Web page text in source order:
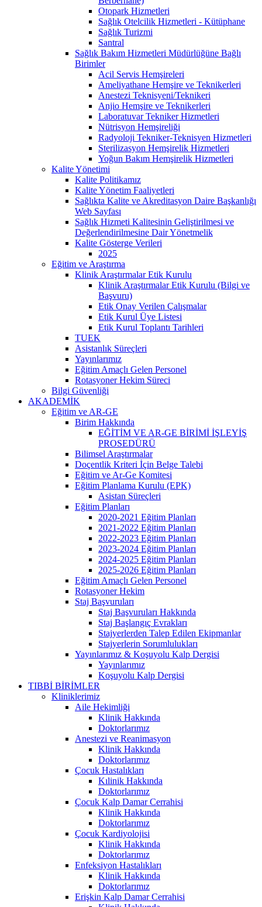
Otopark Hizmetleri
Sağlık Otelcilik Hizmetleri - Kütüphane
Sağlık Turizmi
Santral
Sağlık Bakım Hizmetleri Müdürlüğüne Bağlı
Birimler
Acil Servis Hemşireleri
Ameliyathane Hemşire ve Teknikerleri
Anestezi Teknisyeni/Teknikeri
Anjio Hemşire ve Teknikerleri
Laboratuvar Tekniker Hizmetleri
Nütrisyon Hemşireliği
Radyoloji Tekniker-Teknisyen Hizmetleri
Sterilizasyon Hemşirelik Hizmetleri
Yoğun Bakım Hemşirelik Hizmetleri
Kalite Yönetimi
Kalite Politikamız
Kalite Yönetim Faaliyetleri
Sağlıkta Kalite ve Akreditasyon Daire Başkanlığı
Web Sayfası
Sağlık Hizmeti Kalitesinin Geliştirilmesi ve
Değerlendirilmesine Dair Yönetmelik
Kalite Gösterge Verileri
2025
Eğitim ve Araştırma
Klinik Araştırmalar Etik Kurulu
Klinik Araştırmalar Etik Kurulu (Bilgi ve
Başvuru)
Etik Onay Verilen Çalışmalar
Etik Kurul Üye Listesi
Etik Kurul Toplantı Tarihleri
TUEK
Asistanlık Süreçleri
Yayınlarımız
Eğitim Amaçlı Gelen Personel
Rotasyoner Hekim Süreci
Bilgi Güvenliği
AKADEMİK
Eğitim ve AR-GE
Birim Hakkında
EĞİTİM VE AR-GE BİRİMİ İŞLEYİŞ
PROSEDÜRÜ
Bilimsel Araştırmalar
Doçentlik Kriteri İçin Belge Talebi
Eğitim ve Ar-Ge Komitesi
Eğitim Planlama Kurulu (EPK)
Asistan Süreçleri
Eğitim Planları
2020-2021 Eğitim Planları
2021-2022 Eğitim Planları
2022-2023 Eğitim Planları
2023-2024 Eğitim Planları
2024-2025 Eğitim Planları
2025-2026 Eğitim Planları
Eğitim Amaçlı Gelen Personel
Rotasyoner Hekim
Staj Başvuruları
Staj Başvuruları Hakkında
Staj Başlangıç Evrakları
Stajyerlerden Talep Edilen Ekipmanlar
Stajyerlerin Sorumlulukları
Yayınlarımız & Koşuyolu Kalp Dergisi
Yayınlarımız
Koşuyolu Kalp Dergisi
TIBBİ BİRİMLER
Kliniklerimiz
Aile Hekimliği
Klinik Hakkında
Doktorlarımız
Anestezi ve Reanimasyon
Klinik Hakkında
Doktorlarımız
Çocuk Hastalıkları
Kılinik Hakkında
Doktorlarımız
Çocuk Kalp Damar Cerrahisi
Klinik Hakkında
Doktorlarımız
Çocuk Kardiyolojisi
Klinik Hakkında
Doktorlarımız
Enfeksiyon Hastalıkları
Klinik Hakkında
Doktorlarımız
Erişkin Kalp Damar Cerrahisi